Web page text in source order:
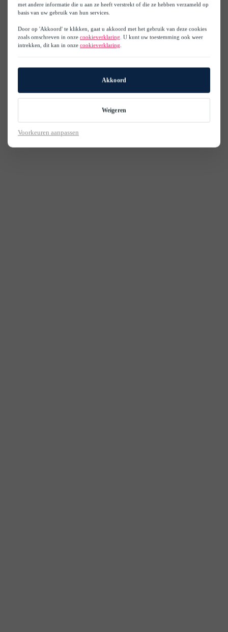
met andere informatie die u aan ze heeft verstrekt of die ze hebben verzameld op
basis van uw gebruik van hun services.
Door op 'Akkoord' te klikken, gaat u akkoord met het gebruik van deze cookies
zoals omschreven in onze cookieverklaring . U kunt uw toestemming ook weer
intrekken, dit kan in onze cookieverklaring.
Akkoord
Weigeren
Voorkeuren aanpassen